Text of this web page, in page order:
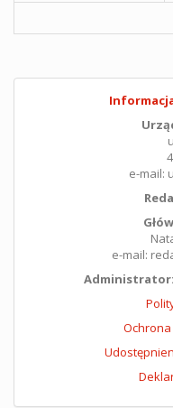
Informacja
e-mail:
e-mail:
Administrator: